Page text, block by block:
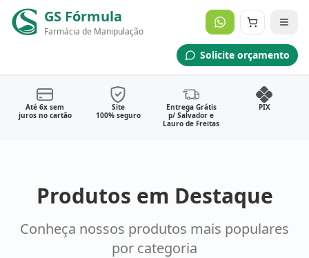
GS Fórmula
Farmácia de Manipulação
Solicite orçamento
Envie sua Solicitação Médica
Solicitar Orçamento Agora
Até 6x sem
juros no cartão
Site
100% seguro
Entrega Grátis
p/ Salvador e
Lauro de Freitas
PIX
Produtos em Destaque
Conheça nossos produtos mais populares
por categoria